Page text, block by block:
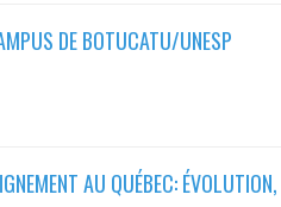
DE BOTUCATU/UNESP
AU QUÉBEC: